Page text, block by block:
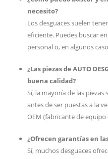
necesito?
Los desguaces suelen
eficiente. Puedes buscar
personal o, en algunos
¿Las piezas de AUTO
buena calidad?
Sí, la mayoría de las
antes de ser puestas a la
OEM (fabricante de
¿Ofrecen garantías en
Sí, muchos desguaces